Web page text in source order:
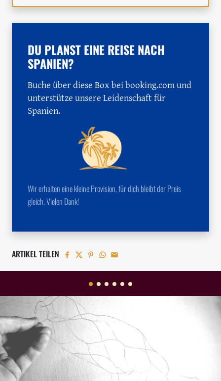
DU PLANST EINE REISE NACH
SPANIEN?
Buche über diese Box bei booking.com und
unterstütze unsere Leidenschaft für
Spanien.
Wir erhalten eine kleine Provision, für dich bleibt der Preis
gleich. Vielen Dank!
ARTIKEL TEILEN